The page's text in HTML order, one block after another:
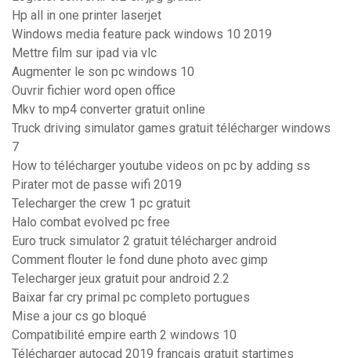
Hp all in one printer laserjet
Windows media feature pack windows 10 2019
Mettre film sur ipad via vlc
Augmenter le son pc windows 10
Ouvrir fichier word open office
Mkv to mp4 converter gratuit online
Truck driving simulator games gratuit télécharger windows
7
How to télécharger youtube videos on pc by adding ss
Pirater mot de passe wifi 2019
Telecharger the crew 1 pc gratuit
Halo combat evolved pc free
Euro truck simulator 2 gratuit télécharger android
Comment flouter le fond dune photo avec gimp
Telecharger jeux gratuit pour android 2.2
Baixar far cry primal pc completo portugues
Mise a jour cs go bloqué
Compatibilité empire earth 2 windows 10
Télécharger autocad 2019 français gratuit startimes